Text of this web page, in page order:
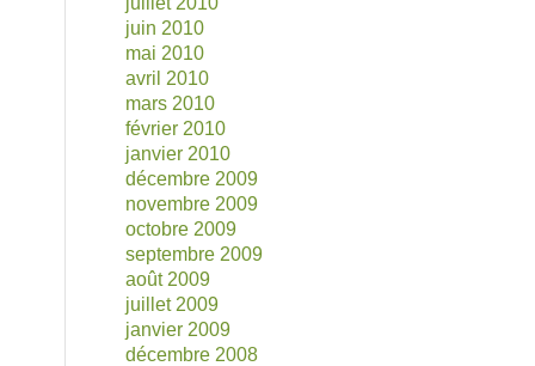
juin 2010
mai 2010
avril 2010
mars 2010
février 2010
janvier 2010
décembre 2009
novembre 2009
octobre 2009
septembre 2009
août 2009
juillet 2009
janvier 2009
décembre 2008